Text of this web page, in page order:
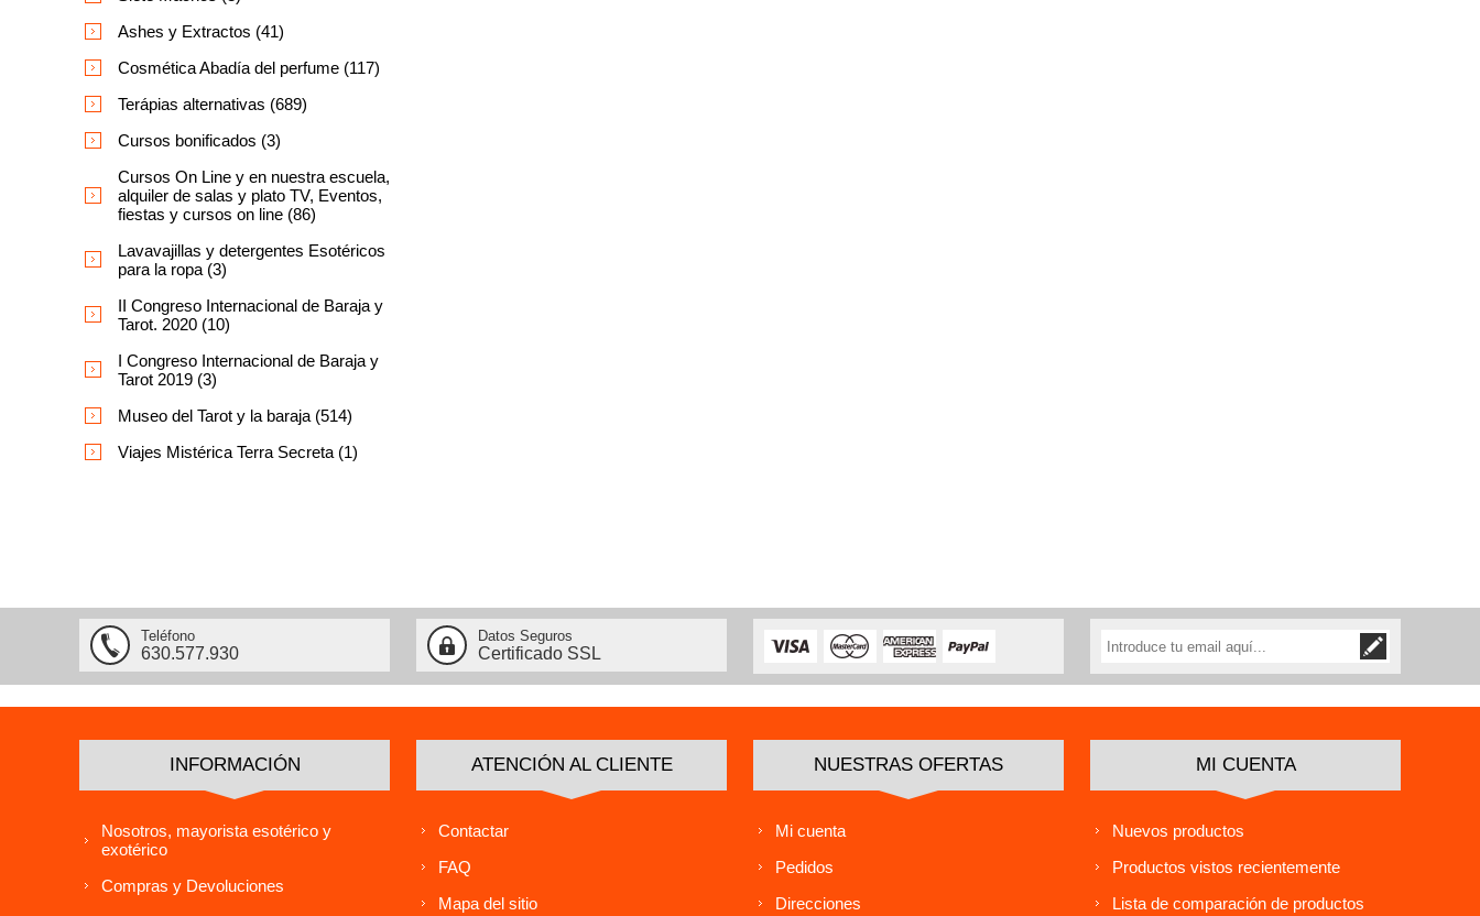
Ashes y Extractos (41)
Cosmética Abadía del perfume (117)
Terápias alternativas (689)
Cursos bonificados (3)
Cursos On Line y en nuestra escuela,
alquiler de salas y plato TV, Eventos,
fiestas y cursos on line (86)
Lavavajillas y detergentes Esotéricos
para la ropa (3)
II Congreso Internacional de Baraja y
Tarot. 2020 (10)
I Congreso Internacional de Baraja y
Tarot 2019 (3)
Museo del Tarot y la baraja (514)
Viajes Mistérica Terra Secreta (1)
Teléfono
630.577.930
Datos Seguros
Certificado SSL
INFORMACIÓN
Nosotros, mayorista esotérico y
exotérico
Compras y Devoluciones
ATENCIÓN AL CLIENTE
Contactar
FAQ
Mapa del sitio
NUESTRAS OFERTAS
Mi cuenta
Pedidos
Direcciones
MI CUENTA
Nuevos productos
Productos vistos recientemente
Lista de comparación de productos